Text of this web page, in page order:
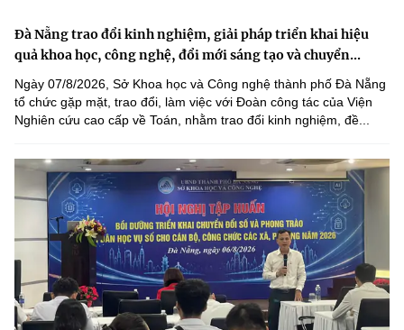
Đà Nẵng trao đổi kinh nghiệm, giải pháp triển khai hiệu
quả khoa học, công nghệ, đổi mới sáng tạo và chuyển...
Ngày 07/8/2026, Sở Khoa học và Công nghệ thành phố Đà Nẵng
tổ chức gặp mặt, trao đổi, làm việc với Đoàn công tác của Viện
Nghiên cứu cao cấp về Toán, nhằm trao đổi kinh nghiệm, đề...